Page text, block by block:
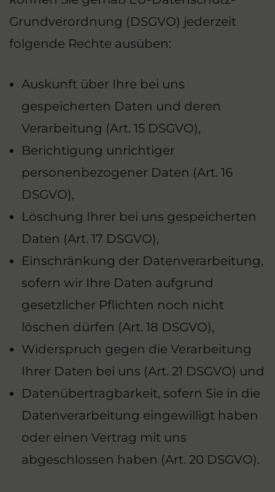
Grundverordnung (DSGVO) jederzeit
folgende Rechte ausüben:
Auskunft über Ihre bei uns
gespeicherten Daten und deren
Verarbeitung (Art. 15 DSGVO),
Berichtigung unrichtiger
personenbezogener Daten (Art. 16
DSGVO),
Löschung Ihrer bei uns gespeicherten
Daten (Art. 17 DSGVO),
Einschränkung der Datenverarbeitung,
sofern wir Ihre Daten aufgrund
gesetzlicher Pflichten noch nicht
löschen dürfen (Art. 18 DSGVO),
Widerspruch gegen die Verarbeitung
Ihrer Daten bei uns (Art. 21 DSGVO) und
Datenübertragbarkeit, sofern Sie in die
Datenverarbeitung eingewilligt haben
oder einen Vertrag mit uns
abgeschlossen haben (Art. 20 DSGVO).